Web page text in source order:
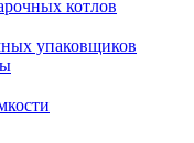
котлов
упаковщиков